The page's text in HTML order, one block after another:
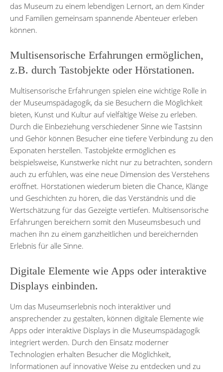
das Museum zu einem lebendigen Lernort, an dem Kinder
und Familien gemeinsam spannende Abenteuer erleben
können.
Multisensorische Erfahrungen ermöglichen,
z.B. durch Tastobjekte oder Hörstationen.
Multisensorische Erfahrungen spielen eine wichtige Rolle in
der Museumspädagogik, da sie Besuchern die Möglichkeit
bieten, Kunst und Kultur auf vielfältige Weise zu erleben.
Durch die Einbeziehung verschiedener Sinne wie Tastsinn
und Gehör können Besucher eine tiefere Verbindung zu den
Exponaten herstellen. Tastobjekte ermöglichen es
beispielsweise, Kunstwerke nicht nur zu betrachten, sondern
auch zu erfühlen, was eine neue Dimension des Verstehens
eröffnet. Hörstationen wiederum bieten die Chance, Klänge
und Geschichten zu hören, die das Verständnis und die
Wertschätzung für das Gezeigte vertiefen. Multisensorische
Erfahrungen bereichern somit den Museumsbesuch und
machen ihn zu einem ganzheitlichen und bereichernden
Erlebnis für alle Sinne.
Digitale Elemente wie Apps oder interaktive
Displays einbinden.
Um das Museumserlebnis noch interaktiver und
ansprechender zu gestalten, können digitale Elemente wie
Apps oder interaktive Displays in die Museumspädagogik
integriert werden. Durch den Einsatz moderner
Technologien erhalten Besucher die Möglichkeit,
Informationen auf innovative Weise zu entdecken und zu